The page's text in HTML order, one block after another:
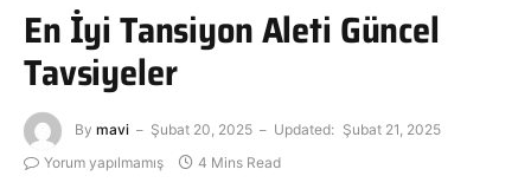
En İyi Tansiyon Aleti Güncel
Tavsiyeler
By mavi Şubat 20, 2025 Updated: Şubat 21, 2025
Yorum yapılmamış
4 Mins Read